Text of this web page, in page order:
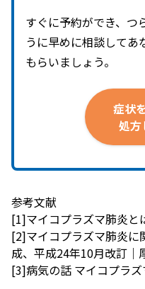
すぐに予約ができ、つ
うに早めに相談してあ
もらいましょう。
症状
処方
参考文献
[1]マイコプラズマ肺炎と
[2]マイコプラズマ肺炎に
成、平成24年10月改訂｜
[3]病気の話 マイコプラ